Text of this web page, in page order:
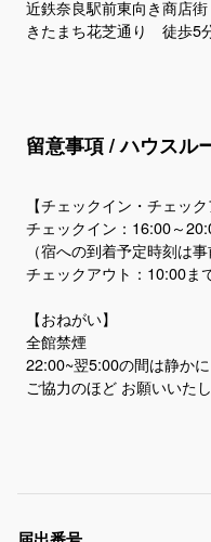
近鉄奈良駅前東向き商店
きたまち花芝通り 徒歩5
留意事項 / ハウスル
【チェックイン・チェック
チェックイン：16:00～
（宿への到着予定時刻は
チェックアウト：10:00ま
【おねがい】
全館禁煙
22:00~翌5:00の間は静か